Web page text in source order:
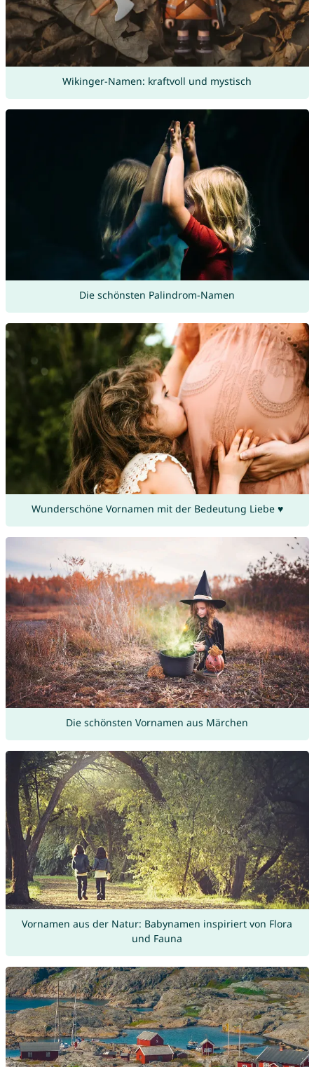
Wikinger-Namen: kraftvoll und mystisch
Die schönsten Palindrom-Namen
Wunderschöne Vornamen mit der Bedeutung Liebe ♥
Die schönsten Vornamen aus Märchen
Vornamen aus der Natur: Babynamen inspiriert von Flora
und Fauna